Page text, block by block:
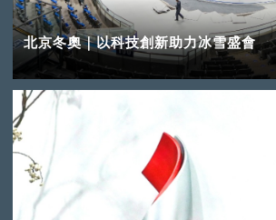
北京冬奧｜以科技創新助力冰雪盛會